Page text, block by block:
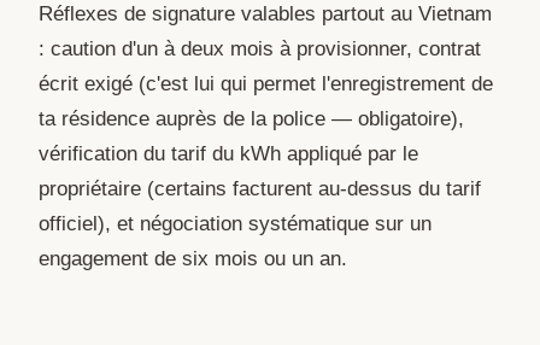
Réflexes de signature valables partout au Vietnam
: caution d'un à deux mois à provisionner, contrat
écrit exigé (c'est lui qui permet l'enregistrement de
ta résidence auprès de la police — obligatoire),
vérification du tarif du kWh appliqué par le
propriétaire (certains facturent au-dessus du tarif
officiel), et négociation systématique sur un
engagement de six mois ou un an.